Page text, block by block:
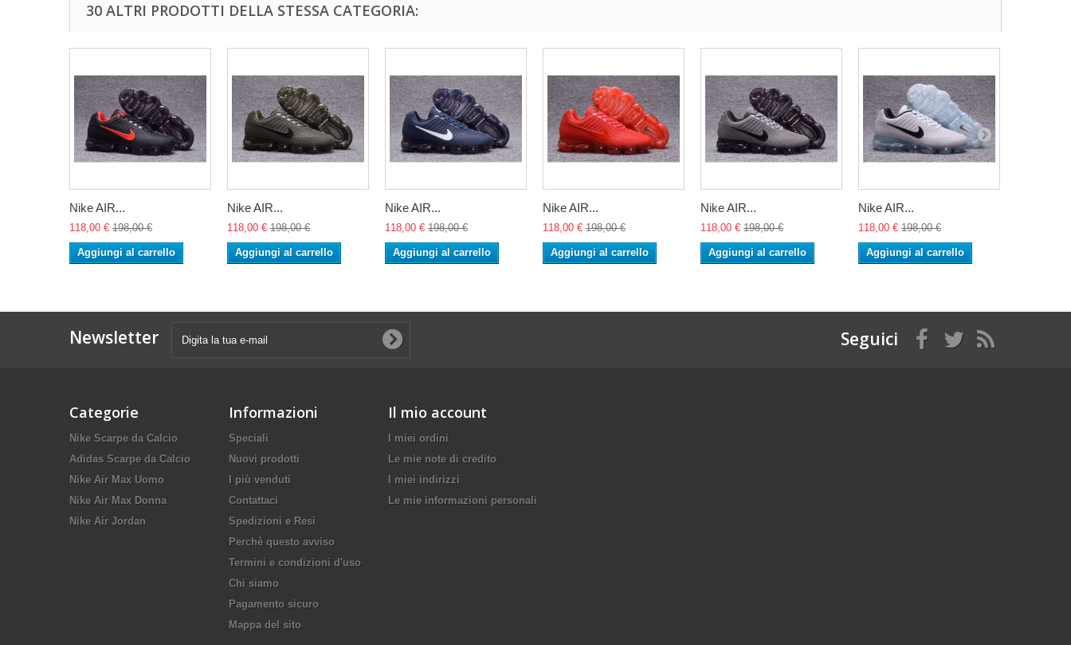
30 ALTRI PRODOTTI DELLA STESSA CATEGORIA:
Nike AIR...
118,00 € 198,00 €
Aggiungi al carrello
Nike AIR...
118,00 € 198,00 €
Aggiungi al carrello
Nike AIR...
118,00 € 198,00 €
Aggiungi al carrello
Nike AIR...
118,00 € 198,00 €
Aggiungi al carrello
Nike AIR...
118,00 € 198,00 €
Aggiungi al carrello
Nike AIR...
118,00 € 198,00 €
Aggiungi al carrello
Newsletter Seguici
Categorie
Nike Scarpe da Calcio
Adidas Scarpe da Calcio
Nike Air Max Uomo
Nike Air Max Donna
Nike Air Jordan
Informazioni
Speciali
Nuovi prodotti
I più venduti
Contattaci
Spedizioni e Resi
Perchè questo avviso
Termini e condizioni d'uso
Chi siamo
Pagamento sicuro
Mappa del sito
Il mio account
I miei ordini
Le mie note di credito
I miei indirizzi
Le mie informazioni personali